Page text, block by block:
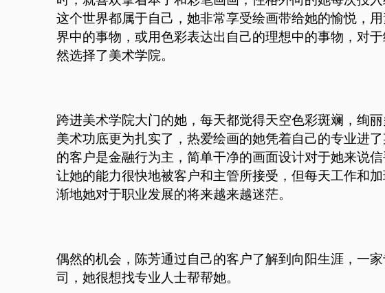
这个世界都属于自己，她非常享受绘画带给她的愉悦，
界中的事物，或用色彩表达出自己的理想中的事物，对
然选择了美术学院。
跨进美术学院大门的她，每天都觉得天空色彩斑斓，绚
美术功底更为扎实了，热爱绘画的她凭着自己的专业进
的客户是金融行为主，简单干净的画面设计对于她来说
让她的能力很快地被客户和主管所接受，但每天工作和
渐地她对于职业发展的将来越来越迷茫。
偶然的机会，陈芳通过自己的客户了解到向阳生涯，一
司，她很想找专业人士帮帮她。